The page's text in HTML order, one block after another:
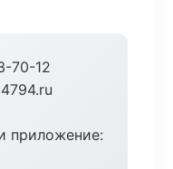
70-12
приложение: